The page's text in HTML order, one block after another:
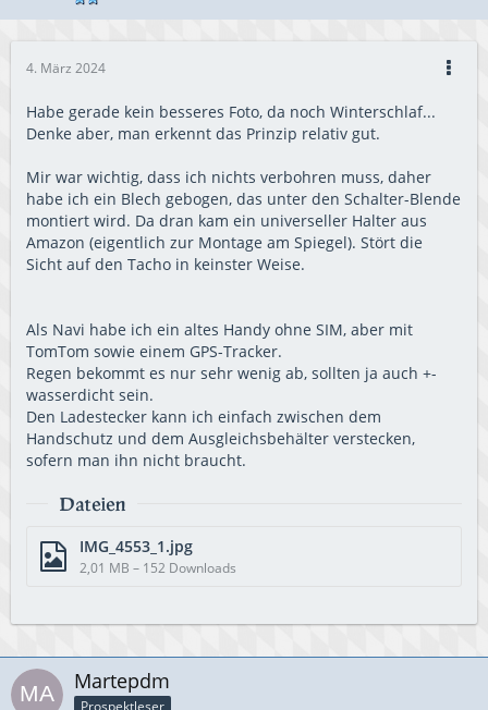
4. März 2024
Habe gerade kein besseres Foto, da noch Winterschlaf...
Denke aber, man erkennt das Prinzip relativ gut.
Mir war wichtig, dass ich nichts verbohren muss, daher
habe ich ein Blech gebogen, das unter den Schalter-Blende
montiert wird. Da dran kam ein universeller Halter aus
Amazon (eigentlich zur Montage am Spiegel). Stört die
Sicht auf den Tacho in keinster Weise.
Als Navi habe ich ein altes Handy ohne SIM, aber mit
TomTom sowie einem GPS-Tracker.
Regen bekommt es nur sehr wenig ab, sollten ja auch +-
wasserdicht sein.
Den Ladestecker kann ich einfach zwischen dem
Handschutz und dem Ausgleichsbehälter verstecken,
sofern man ihn nicht braucht.
Dateien
IMG_4553_1.jpg
2,01 MB – 152 Downloads
Martepdm
Prospektleser